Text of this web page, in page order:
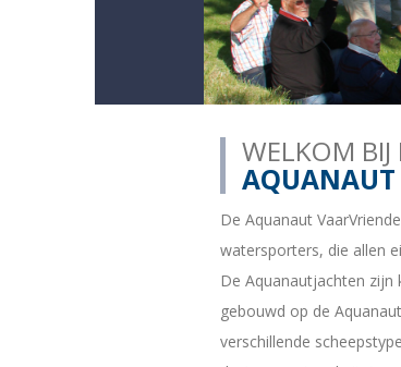
WELKOM BIJ
AQUANAUT
De Aquanaut
watersporters, die allen
De Aquanautjachten
gebouwd op de
verschillende